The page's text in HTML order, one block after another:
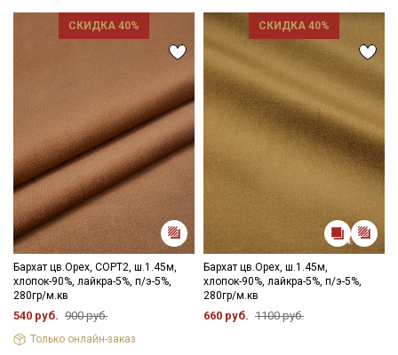
СКИДКА 40%
Бархат цв.Орех, СОРТ2, ш.1.45м,
хлопок-90%, лайкра-5%, п/э-5%,
280гр/м.кв
540 руб. 900 руб.
Только онлайн-заказ
СКИДКА 40%
Бархат цв.Орех, ш.1.45м,
хлопок-90%, лайкра-5%, п/э-5%,
280гр/м.кв
660 руб. 1100 руб.
Секретная рассылка от Купава
Мы публикуем здесь дополнительные
промокоды и скидки до 30% на узкие
категории тканей
Электронная почта